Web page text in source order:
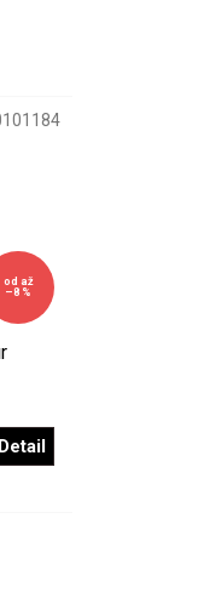
od až
–8 %
Detail